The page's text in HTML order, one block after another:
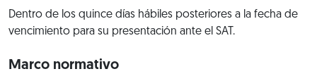
Dentro de los quince días hábiles posteriores a la fecha de
vencimiento para su presentación ante el SAT.
Marco normativo